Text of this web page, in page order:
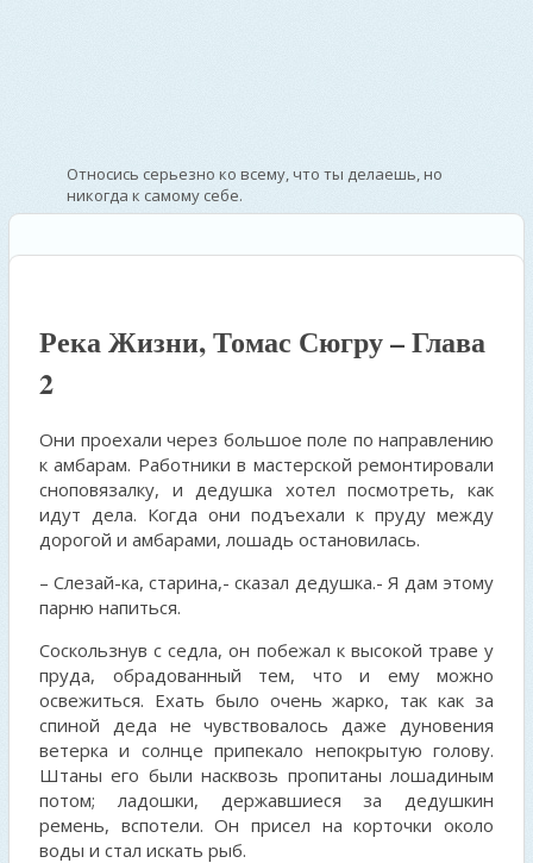
Относись серьезно ко всему, что ты делаешь, но
никогда к самому себе.
деятель
Река Жизни, Томас Сюгру – Глава
2
Они проехали через большое поле по направлению
к амбарам. Работники в мастерской ремонтировали
сноповязалку, и дедушка хотел посмотреть, как
идут дела. Когда они подъехали к пруду между
дорогой и амбарами, лошадь остановилась.
– Слезай-ка, старина,- сказал дедушка.- Я дам этому
парню напиться.
Соскользнув с седла, он побежал к высокой траве у
пруда, обрадованный тем, что и ему можно
освежиться. Ехать было очень жарко, так как за
спиной деда не чувствовалось даже дуновения
ветерка и солнце припекало непокрытую голову.
Штаны его были насквозь пропитаны лошадиным
потом; ладошки, державшиеся за дедушкин
ремень, вспотели. Он присел на корточки около
воды и стал искать рыб.